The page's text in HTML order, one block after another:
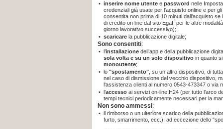
• inserire nome utente e password nelle
credenziali già usate per l'acquisto online e per
consentita non prima di 10 minuti dall'acquisto
di credito on line dal sito Egaf; per le altre
giorno lavorativo successivo);
• scaricare la pubblicazione digitale;
Sono consentiti:
• l’installazione dell’app e della pubblicazione
sola volta e su un solo dispositivo in quanto
monoutente;
• lo "spostamento" , su un altro dispositivo, di
nel caso di dismissione del vecchio dispositivo,
l'assistenza clienti al numero 0543-473347 o via
• l’accesso ai servizi on-line H24 (per tutto l’arco
tempi tecnici periodicamente necessari per la
Non sono ammessi:
• il rimborso o un ulteriore scarico della
furto, smarrimento, ecc.), ad eccezione dello